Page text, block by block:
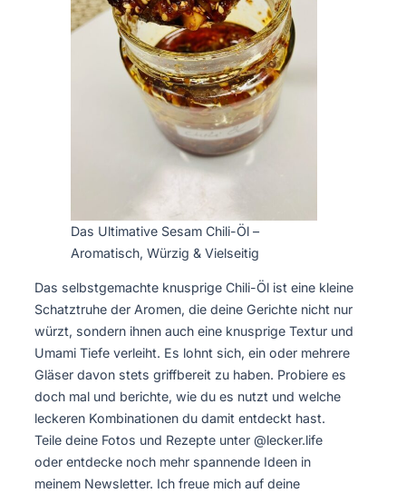
Das Ultimative Sesam Chili-Öl –
Aromatisch, Würzig & Vielseitig
Das selbstgemachte knusprige Chili-Öl ist eine kleine
Schatztruhe der Aromen, die deine Gerichte nicht nur
würzt, sondern ihnen auch eine knusprige Textur und
Umami Tiefe verleiht. Es lohnt sich, ein oder mehrere
Gläser davon stets griffbereit zu haben. Probiere es
doch mal und berichte, wie du es nutzt und welche
leckeren Kombinationen du damit entdeckt hast.
Teile deine Fotos und Rezepte unter @lecker.life
oder entdecke noch mehr spannende Ideen in
meinem Newsletter. Ich freue mich auf deine